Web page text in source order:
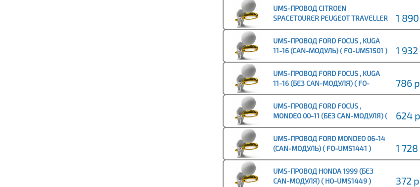
UMS-ПРОВОД CITROEN
SPACETOURER PEUGEOT TRAVELLER
16+ МАКС КОМПЛЕКТАЦИЯ (CAN-
МОДУЛЬ) ( FR-UMS1440 )
1
UMS-ПРОВОД FORD FOCUS , KUGA
11-16 (CAN-МОДУЛЬ) ( FO-UMS1501 )
1
UMS-ПРОВОД FORD FOCUS , KUGA
11-16 (БЕЗ CAN-МОДУЛЯ) ( FO-
UMS1485 )
786
UMS-ПРОВОД FORD FOCUS ,
MONDEO 00-11 (БЕЗ CAN-МОДУЛЯ) (
FO-UMS1442 )
624
UMS-ПРОВОД FORD MONDEO 06-14
(CAN-МОДУЛЬ) ( FO-UMS1441 )
1
UMS-ПРОВОД HONDA 1999 (БЕЗ
CAN-МОДУЛЯ) ( HO-UMS1449 )
372